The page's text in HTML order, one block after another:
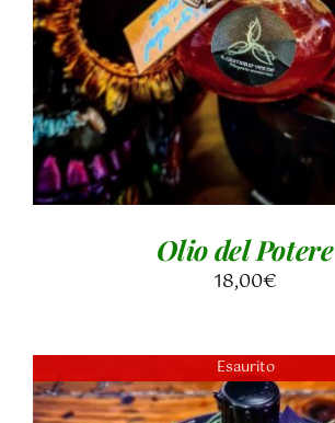
Olio del Potere
18,00€
Esaurito